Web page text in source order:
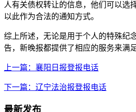
人有关债权转让的信息，他们可以选
以此作为合法的通知方式。
综上所述，无论是用于个人的特殊纪
告，新晚报都提供了相应的服务来满
上一篇：襄阳日报登报电话
下一篇：辽宁法治报登报电话
最新发布